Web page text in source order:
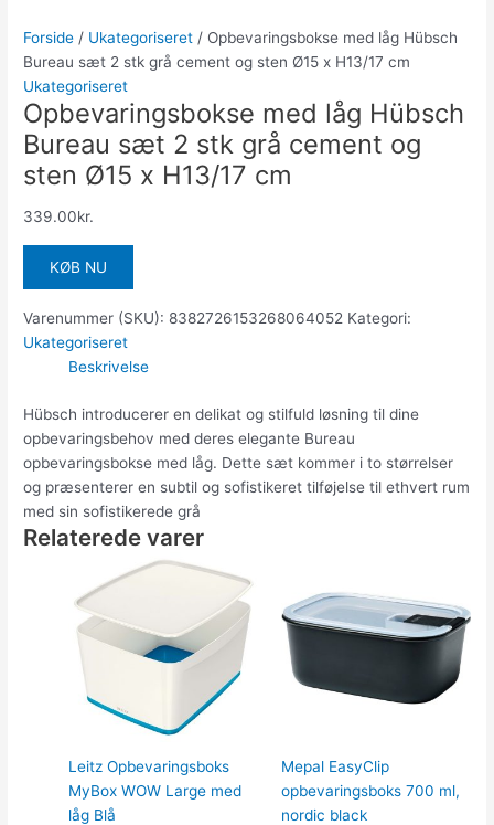
Forside / Ukategoriseret / Opbevaringsbokse med låg Hübsch
Bureau sæt 2 stk grå cement og sten Ø15 x H13/17 cm
Ukategoriseret
Opbevaringsbokse med låg Hübsch
Bureau sæt 2 stk grå cement og
sten Ø15 x H13/17 cm
339.00kr.
KØB NU
Varenummer (SKU): 8382726153268064052 Kategori:
Ukategoriseret
Beskrivelse
Hübsch introducerer en delikat og stilfuld løsning til dine
opbevaringsbehov med deres elegante Bureau
opbevaringsbokse med låg. Dette sæt kommer i to størrelser
og præsenterer en subtil og sofistikeret tilføjelse til ethvert rum
med sin sofistikerede grå
Relaterede varer
Leitz Opbevaringsboks
MyBox WOW Large med
låg Blå
Mepal EasyClip
opbevaringsboks 700 ml,
nordic black